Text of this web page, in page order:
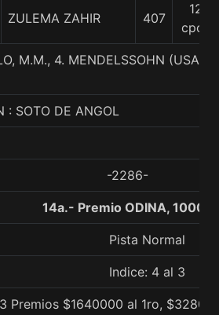
ZULEMA ZAHIR 407
12
cpos
M.M., 4. MENDELSSOHN (USA)-
: SOTO DE ANGOL
-2286-
14a.- Premio ODINA, 1000
Pista Normal
Indice: 4 al 3
Premios $1640000 al 1ro,